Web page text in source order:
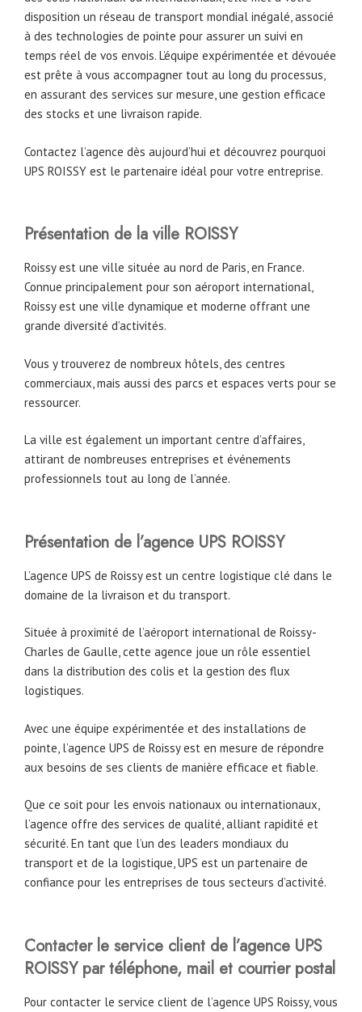
disposition un réseau de transport mondial inégalé, associé
à des technologies de pointe pour assurer un suivi en
temps réel de vos envois. L’équipe expérimentée et dévouée
est prête à vous accompagner tout au long du processus,
en assurant des services sur mesure, une gestion efficace
des stocks et une livraison rapide.
Contactez l’agence dès aujourd’hui et découvrez pourquoi
UPS ROISSY est le partenaire idéal pour votre entreprise.
Présentation de la ville ROISSY
Roissy est une ville située au nord de Paris, en France.
Connue principalement pour son aéroport international,
Roissy est une ville dynamique et moderne offrant une
grande diversité d’activités.
Vous y trouverez de nombreux hôtels, des centres
commerciaux, mais aussi des parcs et espaces verts pour se
ressourcer.
La ville est également un important centre d’affaires,
attirant de nombreuses entreprises et événements
professionnels tout au long de l’année.
Présentation de l’agence UPS ROISSY
L’agence UPS de Roissy est un centre logistique clé dans le
domaine de la livraison et du transport.
Située à proximité de l’aéroport international de Roissy-
Charles de Gaulle, cette agence joue un rôle essentiel
dans la distribution des colis et la gestion des flux
logistiques.
Avec une équipe expérimentée et des installations de
pointe, l’agence UPS de Roissy est en mesure de répondre
aux besoins de ses clients de manière efficace et fiable.
Que ce soit pour les envois nationaux ou internationaux,
l’agence offre des services de qualité, alliant rapidité et
sécurité. En tant que l’un des leaders mondiaux du
transport et de la logistique, UPS est un partenaire de
confiance pour les entreprises de tous secteurs d’activité.
Contacter le service client de l’agence UPS
ROISSY par téléphone, mail et courrier postal
Pour contacter le service client de l’agence UPS Roissy, vous